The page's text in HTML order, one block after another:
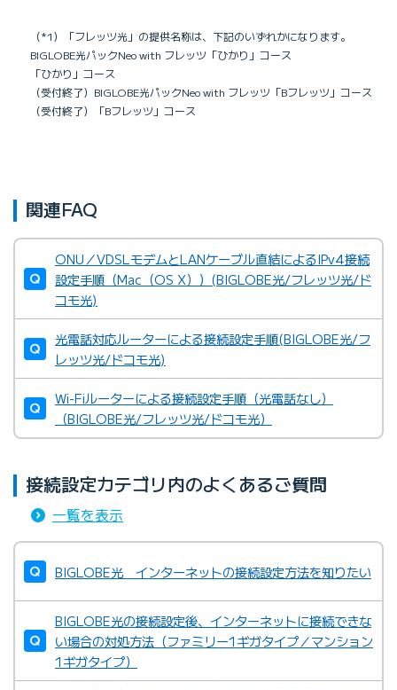
（*1）「フレッツ光」の提供名称は、下記のいずれかになります。
BIGLOBE光パックNeo with フレッツ「ひかり」コース
「ひかり」コース
（受付終了）BIGLOBE光パックNeo with フレッツ「Bフレッツ」コース
（受付終了）「Bフレッツ」コース
関連FAQ
ONU／VDSLモデムとLANケーブル直結によるIPv4接続
設定手順（Mac（OS X））(BIGLOBE光/フレッツ光/ド
コモ光)
光電話対応ルーターによる接続設定手順(BIGLOBE光/フ
レッツ光/ドコモ光)
Wi-Fiルーターによる接続設定手順（光電話なし）
（BIGLOBE光/フレッツ光/ドコモ光）
接続設定カテゴリ内のよくあるご質問
一覧を表示
BIGLOBE光 インターネットの接続設定方法を知りたい
BIGLOBE光の接続設定後、インターネットに接続できな
い場合の対処方法（ファミリー1ギガタイプ／マンション
1ギガタイプ）